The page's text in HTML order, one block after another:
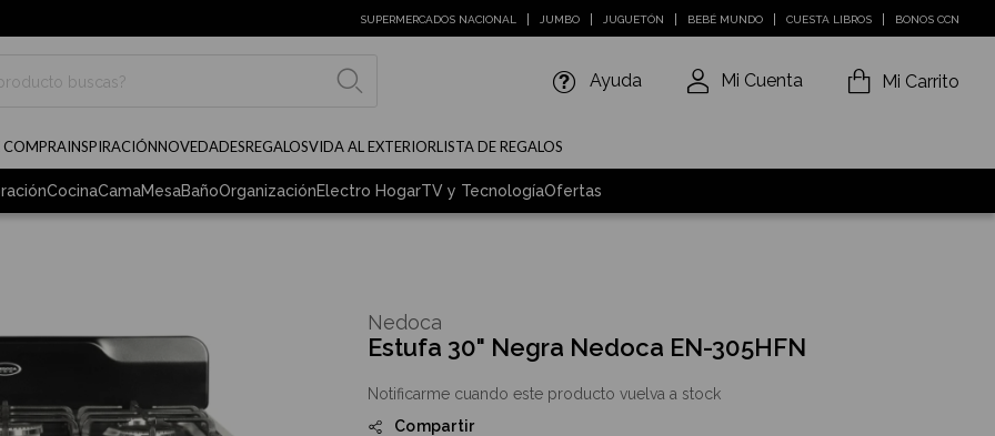
SUPERMERCADOS NACIONAL JUMBO JUGUETÓN BEBÉ MUNDO CUESTA LIBROS BONOS CCN
Ayuda Mi Cuenta Mi Carrito
COMPRAINSPIRACIÓNNOVEDADESREGALOSVIDA AL EXTERIORLISTA DE REGALOS
CocinaCamaMesaBañoOrganizaciónElectro HogarTV y TecnologíaOfertas
Estufa 30" Negra Nedoca EN-305HFN
Compartir
Notificarme cuando este producto vuelva a stock
Nedoca